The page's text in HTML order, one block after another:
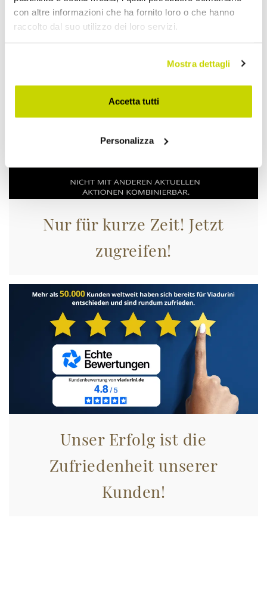
con altre informazioni che ha fornito loro o che hanno
raccolto dal suo utilizzo dei loro servizi.
Mostra dettagli
Accetta tutti
Personalizza
Nur für kurze Zeit! Jetzt
zugreifen!
Unser Erfolg ist die
Zufriedenheit unserer
Kunden!